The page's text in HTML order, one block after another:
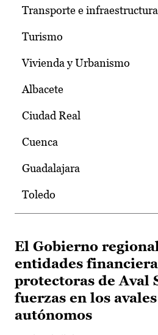
Transporte e
Turismo
Vivienda y Urbanismo
Albacete
Ciudad Real
Cuenca
Guadalajara
Toledo
El Gobierno
entidades
protectoras de Aval
fuerzas en los
autónomos